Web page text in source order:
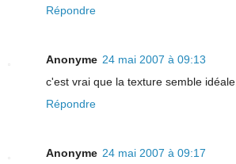
Répondre
Anonyme 24 mai 2007 à 09:13
c'est vrai que la texture semble idéale.
Répondre
Anonyme 24 mai 2007 à 09:17